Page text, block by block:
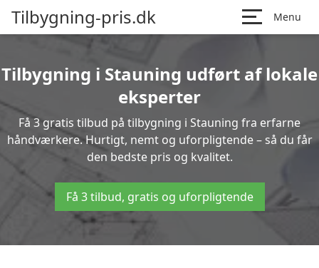
Tilbygning-pris.dk Menu
Tilbygning i Stauning udført af lokale
eksperter
Få 3 gratis tilbud på tilbygning i Stauning fra erfarne
håndværkere. Hurtigt, nemt og uforpligtende – så du får
den bedste pris og kvalitet.
Få 3 tilbud, gratis og uforpligtende